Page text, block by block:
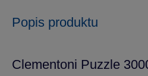
Popis produktu
Clementoni Puzzle